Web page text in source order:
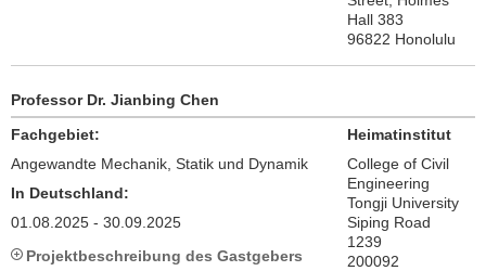
Hall 383
96822 Honolulu
Professor Dr. Jianbing Chen
Fachgebiet:
Angewandte Mechanik, Statik und Dynamik
In Deutschland:
01.08.2025 - 30.09.2025
Projektbeschreibung des Gastgebers
Heimatinstitut
College of Civil
Engineering
Tongji University
Siping Road
1239
200092